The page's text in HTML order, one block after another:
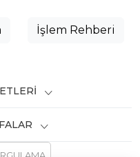
İşlem Rehberi